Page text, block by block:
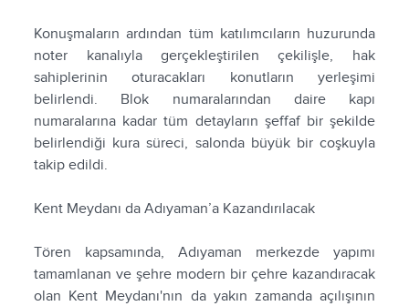
Konuşmaların ardından tüm katılımcıların huzurunda
noter kanalıyla gerçekleştirilen çekilişle, hak
sahiplerinin oturacakları konutların yerleşimi
belirlendi. Blok numaralarından daire kapı
numaralarına kadar tüm detayların şeffaf bir şekilde
belirlendiği kura süreci, salonda büyük bir coşkuyla
takip edildi.
Kent Meydanı da Adıyaman’a Kazandırılacak
Tören kapsamında, Adıyaman merkezde yapımı
tamamlanan ve şehre modern bir çehre kazandıracak
olan Kent Meydanı'nın da yakın zamanda açılışının